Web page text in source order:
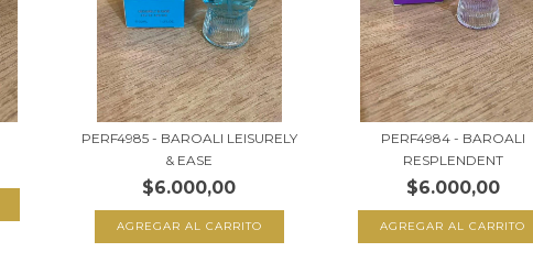
PERF4985 - BAROALI LEISURELY
& EASE
$6.000,00
AGREGAR AL CARRITO
PERF4984 - BAROALI
RESPLENDENT
$6.000,00
AGREGAR AL CARRITO